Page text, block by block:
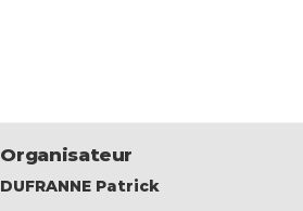
Organisateur
DUFRANNE Patrick